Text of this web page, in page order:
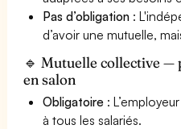
Pas d’obligation :
d’avoir une mutuelle,
🔹 Mutuelle collective
en salon
Obligatoire :
à tous les salariés.